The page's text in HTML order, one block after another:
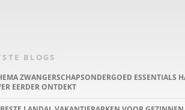
BLOGS
ZWANGERSCHAPSONDERGOED ESSENTIALS
EERDER ONTDEKT